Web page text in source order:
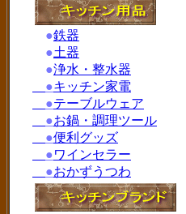
●鉄器
●土器
●浄水・整水器
●キッチン家電
●テーブルウェア
●お鍋・調理ツール
●便利グッズ
●ワインセラー
●おかずうつわ